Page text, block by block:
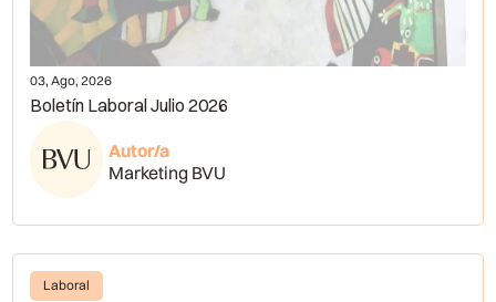
03, Ago, 2026
Boletín Laboral Julio 2026
Autor/a
Marketing BVU
Laboral